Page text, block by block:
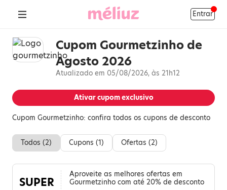
Entrar
Cupom Gourmetzinho de
Agosto 2026
Atualizado em 05/08/2026, às 21h12
Ativar cupom exclusivo
Cupom Gourmetzinho: confira todos os cupons de desconto
Todos (2) Cupons (1) Ofertas (2)
SUPER
Aproveite as melhores ofertas em
Gourmetzinho com até 20% de desconto